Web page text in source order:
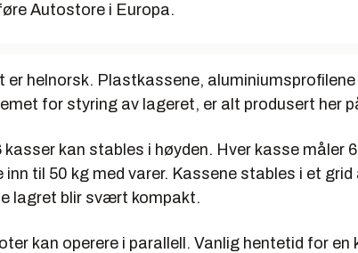
Autostore i Europa.
er helnorsk. Plastkassene,
for styring av lageret, er alt produsert her
kasser kan stables i høyden. Hver kasse måler
inn til 50 kg med varer. Kassene stables i et
lagret blir svært kompakt.
kan operere i parallell. Vanlig hentetid for en